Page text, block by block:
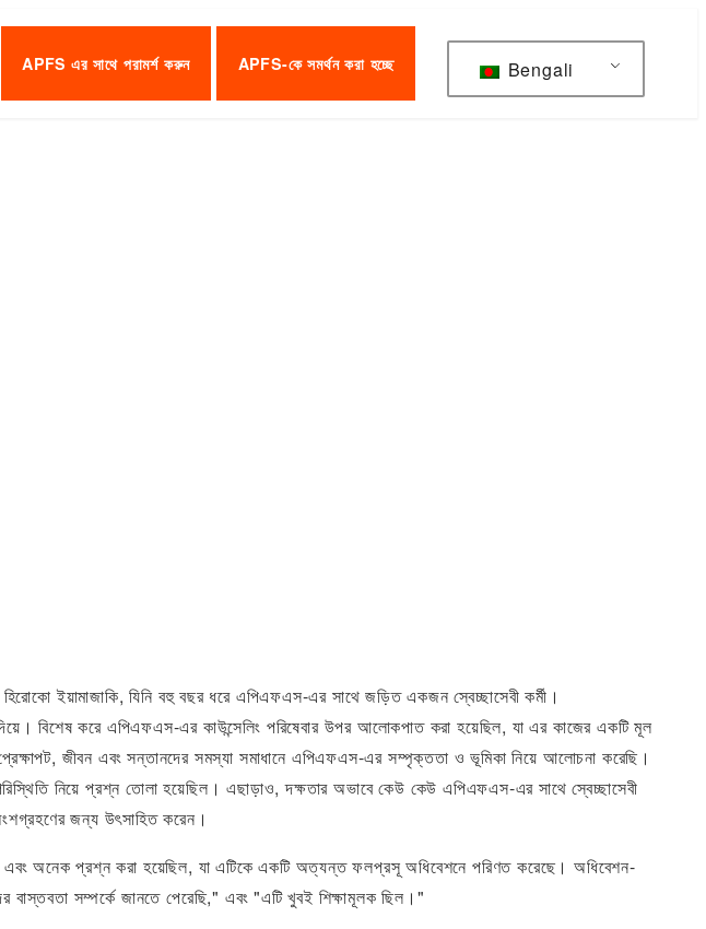
APFS এর সাথে পরামর্শ করুন APFS-কে সমর্থন করা হচ্ছে Bengali
ইয়ামাজাকি, যিনি বহু বছর ধরে এপিএফএস-এর সাথে জড়িত একজন স্বেচ্ছাসেবী কর্মী।
বিশেষ করে এপিএফএস-এর কাউন্সেলিং পরিষেবার উপর আলোকপাত করা হয়েছিল, যা এর কাজের একটি মূল
জীবন এবং সন্তানদের সমস্যা সমাধানে এপিএফএস-এর সম্পৃক্ততা ও ভূমিকা নিয়ে আলোচনা করেছি।
নিয়ে প্রশ্ন তোলা হয়েছিল। এছাড়াও, দক্ষতার অভাবে কেউ কেউ এপিএফএস-এর সাথে স্বেচ্ছাসেবী
জন্য উৎসাহিত করেন।
এবং অনেক প্রশ্ন করা হয়েছিল, যা এটিকে একটি অত্যন্ত ফলপ্রসূ অধিবেশনে পরিণত করেছে। অধিবেশন-
সম্পর্কে জানতে পেরেছি," এবং "এটি খুবই শিক্ষামূলক ছিল।"